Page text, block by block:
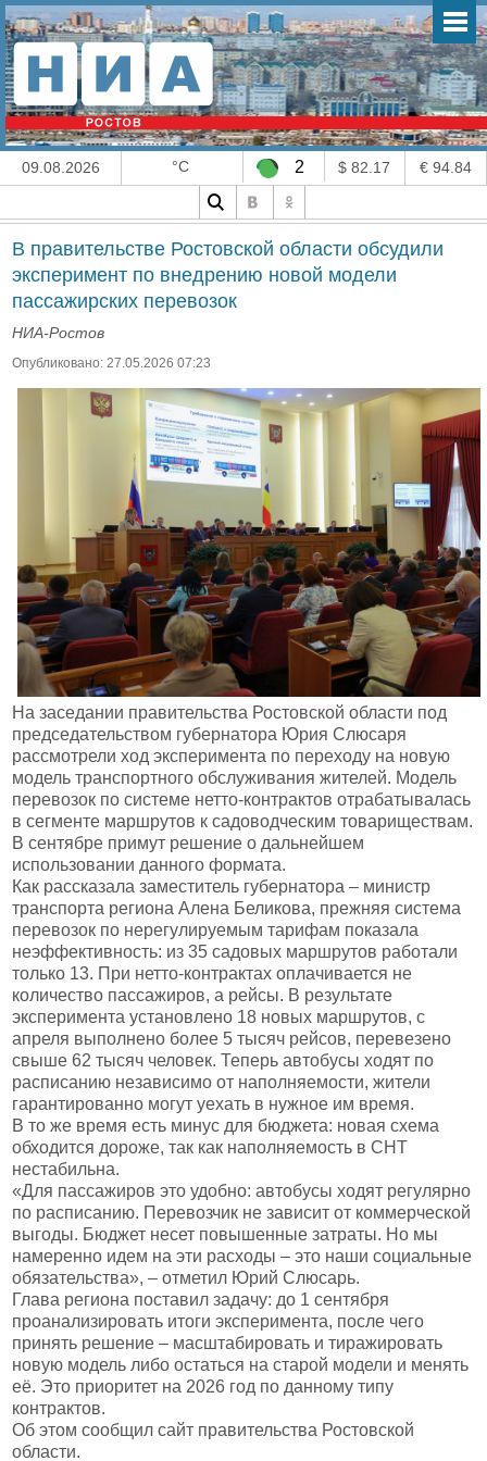
09.08.2026 °C 2 $ 82.17 € 94.84
В правительстве Ростовской области обсудили
эксперимент по внедрению новой модели
пассажирских перевозок
НИА-Ростов
Опубликовано: 27.05.2026 07:23
На заседании правительства Ростовской области под
председательством губернатора Юрия Слюсаря
рассмотрели ход эксперимента по переходу на новую
модель транспортного обслуживания жителей. Модель
перевозок по системе нетто-контрактов отрабатывалась
в сегменте маршрутов к садоводческим товариществам.
В сентябре примут решение о дальнейшем
использовании данного формата.
Как рассказала заместитель губернатора – министр
транспорта региона Алена Беликова, прежняя система
перевозок по нерегулируемым тарифам показала
неэффективность: из 35 садовых маршрутов работали
только 13. При нетто-контрактах оплачивается не
количество пассажиров, а рейсы. В результате
эксперимента установлено 18 новых маршрутов, с
апреля выполнено более 5 тысяч рейсов, перевезено
свыше 62 тысяч человек. Теперь автобусы ходят по
расписанию независимо от наполняемости, жители
гарантированно могут уехать в нужное им время.
В то же время есть минус для бюджета: новая схема
обходится дороже, так как наполняемость в СНТ
нестабильна.
«Для пассажиров это удобно: автобусы ходят регулярно
по расписанию. Перевозчик не зависит от коммерческой
выгоды. Бюджет несет повышенные затраты. Но мы
намеренно идем на эти расходы – это наши социальные
обязательства», – отметил Юрий Слюсарь.
Глава региона поставил задачу: до 1 сентября
проанализировать итоги эксперимента, после чего
принять решение – масштабировать и тиражировать
новую модель либо остаться на старой модели и менять
её. Это приоритет на 2026 год по данному типу
контрактов.
Об этом сообщил сайт правительства Ростовской
области.